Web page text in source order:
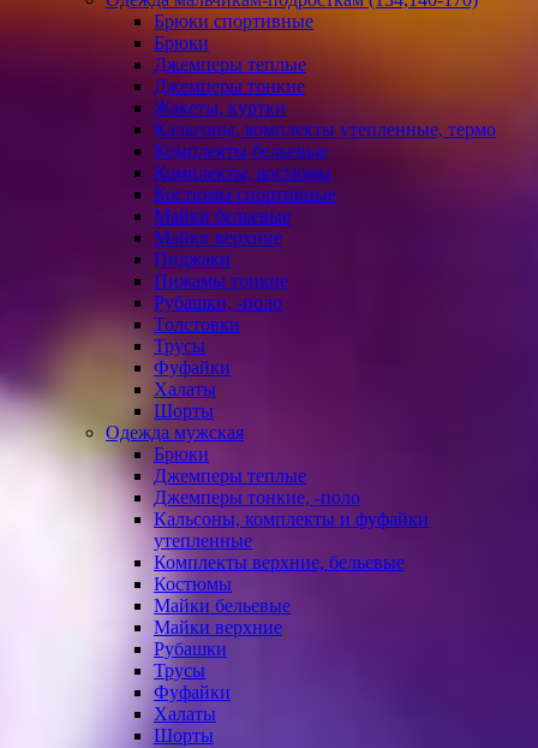
Брюки спортивные
Брюки
Джемперы теплые
Джемперы тонкие
Жакеты, куртки
Кальсоны, комплекты утепленные, термо
Комплекты бельевые
Комплекты, костюмы
Костюмы спортивные
Майки бельевые
Майки верхние
Пиджаки
Пижамы тонкие
Рубашки, -поло
Толстовки
Трусы
Фуфайки
Халаты
Шорты
Одежда мужская
Брюки
Джемперы теплые
Джемперы тонкие, -поло
Кальсоны, комплекты и фуфайки
утепленные
Комплекты верхние, бельевые
Костюмы
Майки бельевые
Майки верхние
Рубашки
Трусы
Фуфайки
Халаты
Шорты